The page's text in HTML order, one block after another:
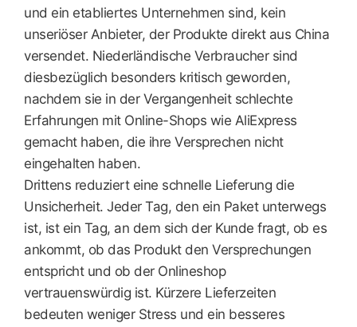
und ein etabliertes Unternehmen sind, kein
unseriöser Anbieter, der Produkte direkt aus China
versendet. Niederländische Verbraucher sind
diesbezüglich besonders kritisch geworden,
nachdem sie in der Vergangenheit schlechte
Erfahrungen mit Online-Shops wie AliExpress
gemacht haben, die ihre Versprechen nicht
eingehalten haben.
Drittens reduziert eine schnelle Lieferung die
Unsicherheit. Jeder Tag, den ein Paket unterwegs
ist, ist ein Tag, an dem sich der Kunde fragt, ob es
ankommt, ob das Produkt den Versprechungen
entspricht und ob der Onlineshop
vertrauenswürdig ist. Kürzere Lieferzeiten
bedeuten weniger Stress und ein besseres